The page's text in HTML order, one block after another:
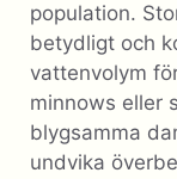
population.
betydligt och
vattenvolym
minnows eller
blygsamma
undvika